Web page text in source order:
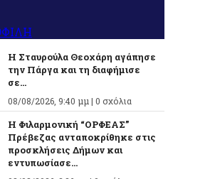
Η Σταυρούλα Θεοχάρη αγάπησε
την Πάργα και τη διαφήμισε
σε...
08/08/2026, 9:40 μμ | 0 σχόλια
Η Φιλαρμονική “ΟΡΦΕΑΣ”
Πρέβεζας ανταποκρίθηκε στις
προσκλήσεις Δήμων και
εντυπωσίασε...